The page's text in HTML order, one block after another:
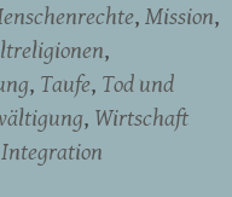
Mission
Taufe Tod und
Wirtschaft